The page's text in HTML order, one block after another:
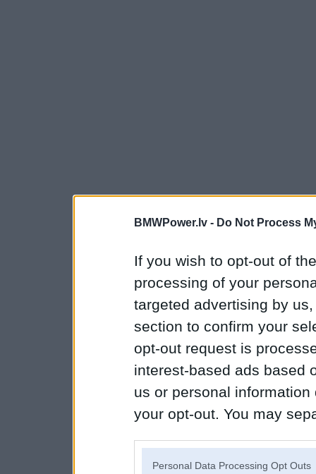
BMWPower.lv - Do Not Process
If you wish to opt-out of
processing of your
targeted advertising by
section to confirm your
opt-out request is
interest-based ads based
us or personal
your opt-out. You may
Personal Data Processing Opt Outs